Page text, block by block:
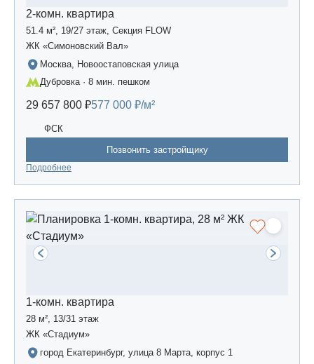
2-комн. квартира
51.4 м², 19/27 этаж, Секция FLOW
ЖК «Симоновский Вал»
Москва, Новоостаповская улица
Дубровка · 8 мин. пешком
29 657 800 ₽577 000 ₽/м²
ФСК
Позвонить застройщику
Подробнее
1-комн. квартира
28 м², 13/31 этаж
ЖК «Стадиум»
город Екатеринбург, улица 8 Марта, корпус 1